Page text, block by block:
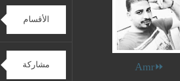
⏩Amr
الأقسام
مشاركة